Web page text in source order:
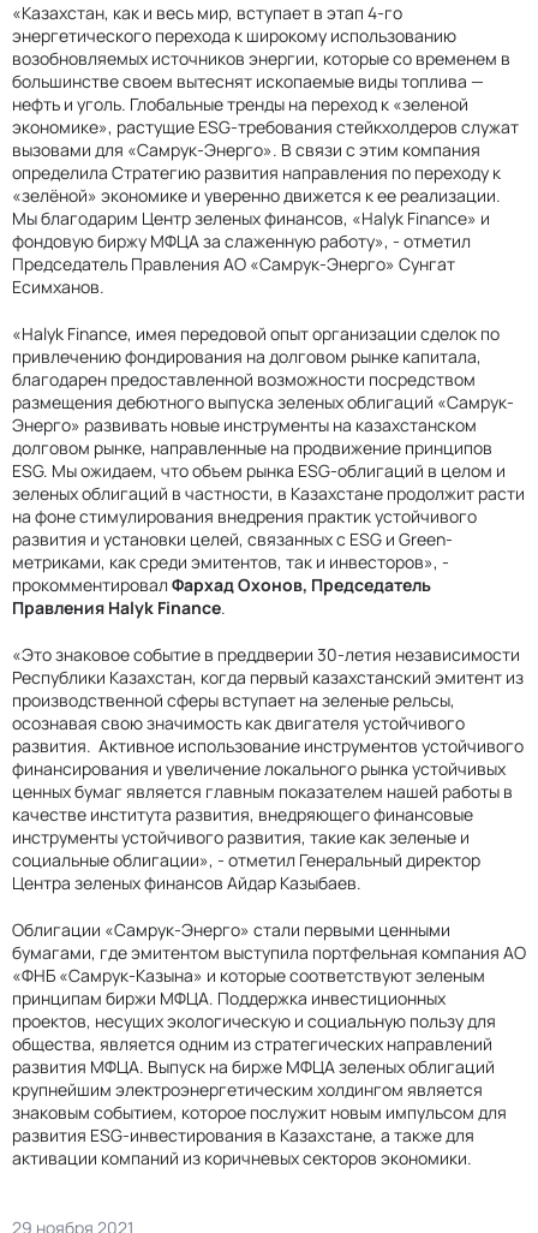
29 ноября 2021
«Казахстан, как и весь мир, вступает в этап 4-го
энергетического перехода к широкому использованию
возобновляемых источников энергии, которые со временем в
большинстве своем вытеснят ископаемые виды топлива —
нефть и уголь. Глобальные тренды на переход к «зеленой
экономике», растущие ESG-требования стейкхолдеров служат
вызовами для «Самрук-Энерго». В связи с этим компания
определила Стратегию развития направления по переходу к
«зелёной» экономике и уверенно движется к ее реализации.
Мы благодарим Центр зеленых финансов, «Halyk Finance» и
фондовую биржу МФЦА за слаженную работу», - отметил
Председатель Правления АО «Самрук-Энерго» Сунгат
Есимханов.
«Halyk Finance, имея передовой опыт организации сделок по
привлечению фондирования на долговом рынке капитала,
благодарен предоставленной возможности посредством
размещения дебютного выпуска зеленых облигаций «Самрук-
Энерго» развивать новые инструменты на казахстанском
долговом рынке, направленные на продвижение принципов
ESG. Мы ожидаем, что объем рынка ESG-облигаций в целом и
зеленых облигаций в частности, в Казахстане продолжит расти
на фоне стимулирования внедрения практик устойчивого
развития и установки целей, связанных с ESG и Green-
метриками, как среди эмитентов, так и инвесторов», -
прокомментировал Фархад Охонов, Председатель
Правления Halyk Finance.
«Это знаковое событие в преддверии 30-летия независимости
Республики Казахстан, когда первый казахстанский эмитент из
производственной сферы вступает на зеленые рельсы,
осознавая свою значимость как двигателя устойчивого
развития. Активное использование инструментов устойчивого
финансирования и увеличение локального рынка устойчивых
ценных бумаг является главным показателем нашей работы в
качестве института развития, внедряющего финансовые
инструменты устойчивого развития, такие как зеленые и
социальные облигации», - отметил Генеральный директор
Центра зеленых финансов Айдар Казыбаев.
Облигации «Самрук-Энерго» стали первыми ценными
бумагами, где эмитентом выступила портфельная компания АО
«ФНБ «Самрук-Казына» и которые соответствуют зеленым
принципам биржи МФЦА. Поддержка инвестиционных
проектов, несущих экологическую и социальную пользу для
общества, является одним из стратегических направлений
развития МФЦА. Выпуск на бирже МФЦА зеленых облигаций
крупнейшим электроэнергетическим холдингом является
знаковым событием, которое послужит новым импульсом для
развития ESG-инвестирования в Казахстане, а также для
активации компаний из коричневых секторов экономики.